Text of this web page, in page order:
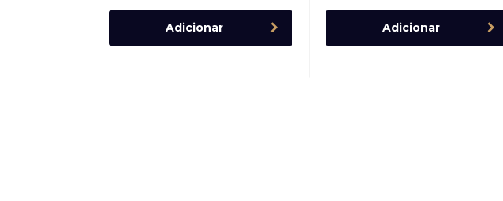
Adicionar Adicionar